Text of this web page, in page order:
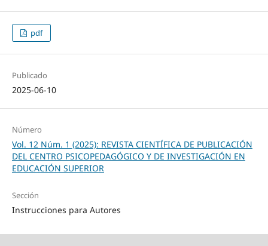
pdf
Publicado
2025-06-10
Número
Vol. 12 Núm. 1 (2025): REVISTA CIENTÍFICA DE PUBLICACIÓN
DEL CENTRO PSICOPEDAGÓGICO Y DE INVESTIGACIÓN EN
EDUCACIÓN SUPERIOR
Sección
Instrucciones para Autores